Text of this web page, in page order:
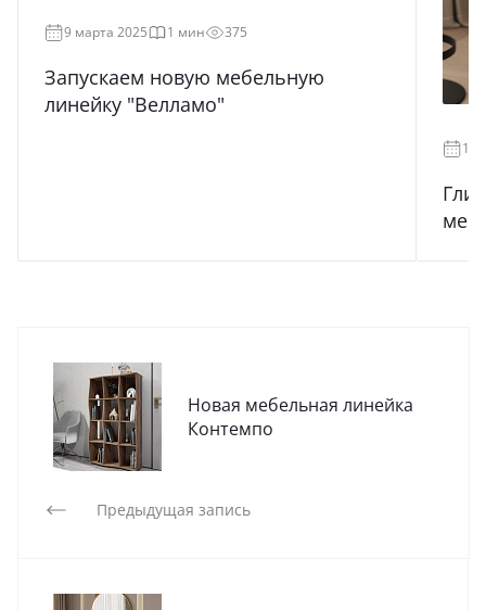
9 марта 2025 1 мин 375
Запускаем новую мебельную
линейку "Велламо"
19
Новая мебельная линейка
Контемпо
Предыдущая запись